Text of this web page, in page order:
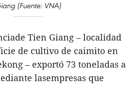
(Fuente: VNA)
Tien Giang – localidad
de cultivo de caimito en
– exportó 73 toneladas a
lasempresas que